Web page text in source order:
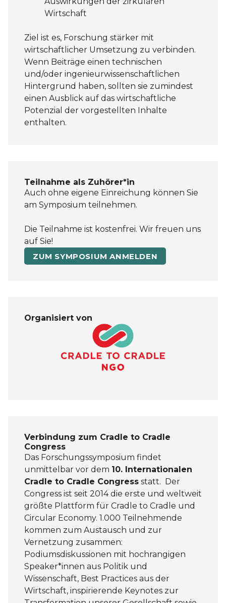
Wirtschaft
Ziel ist es, Forschung stärker mit
wirtschaftlicher Umsetzung zu verbinden.
Wenn Beiträge einen technischen
und/oder ingenieurwissenschaftlichen
Hintergrund haben, sollten sie zumindest
einen Ausblick auf das wirtschaftliche
Potenzial der vorgestellten Inhalte
enthalten.
Teilnahme als Zuhörer*in
Auch ohne eigene Einreichung können Sie
am Symposium teilnehmen.
Die Teilnahme ist kostenfrei. Wir freuen uns
auf Sie!
ZUM SYMPOSIUM ANMELDEN
Organisiert von
Verbindung zum Cradle to Cradle
Congress
Das Forschungssymposium findet
unmittelbar vor dem 10. Internationalen
Cradle to Cradle Congress statt. Der
Congress ist seit 2014 die erste und weltweit
größte Plattform für Cradle to Cradle und
Circular Economy. 1.000 Teilnehmende
kommen zum Austausch und zur
Vernetzung zusammen:
Podiumsdiskussionen mit hochrangigen
Speaker*innen aus Politik und
Wissenschaft, Best Practices aus der
Wirtschaft, inspirierende Keynotes zur